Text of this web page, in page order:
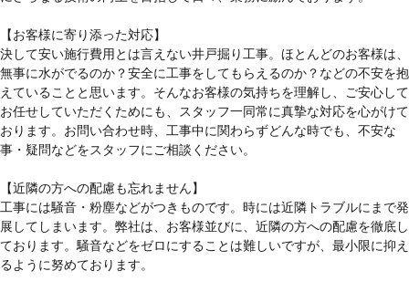
【お客様に寄り添った対応】
決して安い施行費用とは言えない井戸掘り工事。ほとんどのお客様は、
無事に水がでるのか？安全に工事をしてもらえるのか？などの不安を抱
えていることと思います。そんなお客様の気持ちを理解し、ご安心して
お任せしていただくためにも、スタッフ一同常に真摯な対応を心がけて
おります。お問い合わせ時、工事中に関わらずどんな時でも、不安な
事・疑問などをスタッフにご相談ください。
【近隣の方への配慮も忘れません】
工事には騒音・粉塵などがつきものです。時には近隣トラブルにまで発
展してしまいます。弊社は、お客様並びに、近隣の方への配慮を徹底し
ております。騒音などをゼロにすることは難しいですが、最小限に抑え
るように努めております。